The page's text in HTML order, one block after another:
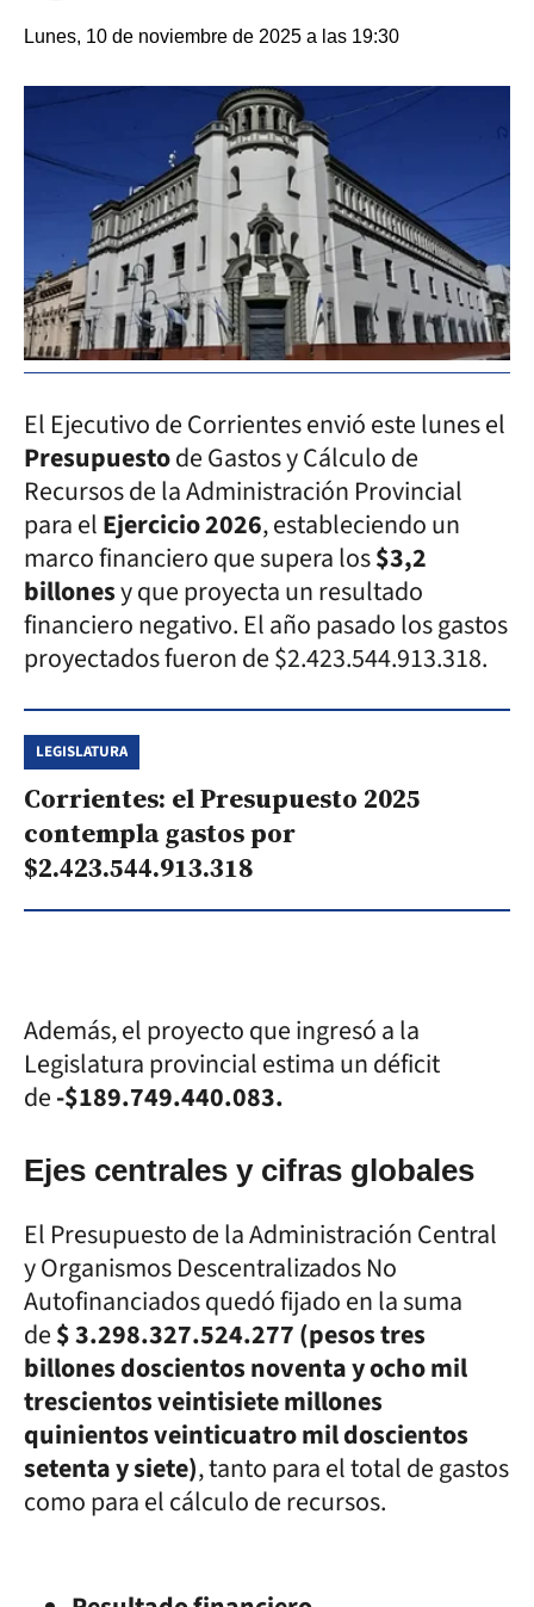
Lunes, 10 de noviembre de 2025 a las 19:30
El Ejecutivo de Corrientes envió este lunes el
Presupuestode Gastos y Cálculo de
Recursos de la Administración Provincial
para elEjercicio 2026, estableciendo un
marco financiero que supera los$3,2
billonesy que proyecta un resultado
financiero negativo. El año pasado los gastos
proyectados fueron de $2.423.544.913.318.
LEGISLATURA
Corrientes: el Presupuesto 2025
contempla gastos por
$2.423.544.913.318
Además, el proyecto que ingresó a la
Legislatura provincial estima un déficit
de-$189.749.440.083.
Ejes centrales y cifras globales
El Presupuesto de la Administración Central
y Organismos Descentralizados No
Autofinanciados quedó fijado en la suma
de$ 3.298.327.524.277 (pesos tres
billones doscientos noventa y ocho mil
trescientos veintisiete millones
quinientos veinticuatro mil doscientos
setenta y siete), tanto para el total de gastos
como para el cálculo de recursos.